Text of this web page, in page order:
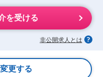
を受ける
非公開求人とは
更する